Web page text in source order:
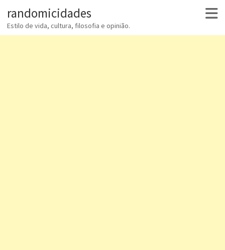
randomicidades
Estilo de vida, cultura, filosofia e opinião.